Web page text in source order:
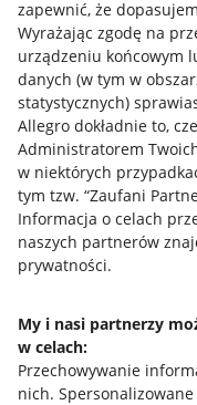
zapewnić, że
Wyrażając zgodę na
urządzeniu końcowym
danych (w tym w
statystycznych)
Allegro dokładnie to,
Administratorem
w niektórych
tym tzw. “Zaufani
Informacja o celach
naszych partnerów
prywatności.
My i nasi partnerzy
w celach:
Przechowywanie
nich.
Przydatne
Jak to działa
Napisz do nas
Allegro Gadane dla
Mapa miejscowości